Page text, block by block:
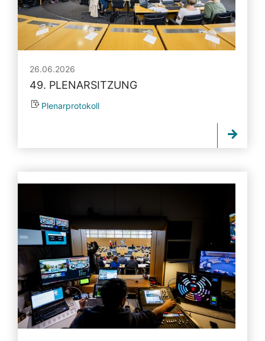
26.06.2026
49. PLENARSITZUNG
Plenarprotokoll